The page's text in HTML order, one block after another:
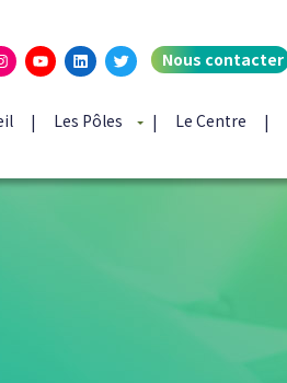
Nous contacter
YouTube
LinkedIn
Twitter
Les Pôles Le Centre